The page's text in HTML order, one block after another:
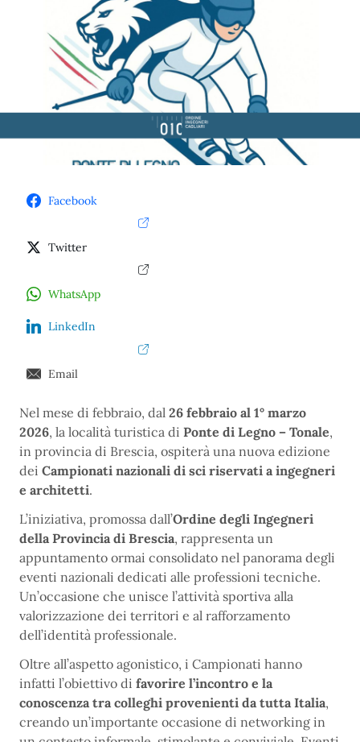
Facebook
Twitter
WhatsApp
LinkedIn
Email
Nel mese di febbraio, dal 26 febbraio al 1° marzo
2026, la località turistica di Ponte di Legno – Tonale,
in provincia di Brescia, ospiterà una nuova edizione
dei Campionati nazionali di sci riservati a ingegneri
e architetti.
L’iniziativa, promossa dall’Ordine degli Ingegneri
della Provincia di Brescia, rappresenta un
appuntamento ormai consolidato nel panorama degli
eventi nazionali dedicati alle professioni tecniche.
Un’occasione che unisce l’attività sportiva alla
valorizzazione dei territori e al rafforzamento
dell’identità professionale.
Oltre all’aspetto agonistico, i Campionati hanno
infatti l’obiettivo di favorire l’incontro e la
conoscenza tra colleghi provenienti da tutta Italia,
creando un’importante occasione di networking in